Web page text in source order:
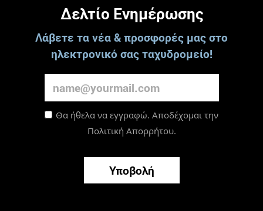
Δελτίο Ενημέρωσης
Λάβετε τα νέα & προσφορές μας στο
ηλεκτρονικό σας ταχυδρομείο!
Θα ήθελα να εγγραφώ. Αποδέχομαι την
Πολιτική Απορρήτου.
Υποβολή